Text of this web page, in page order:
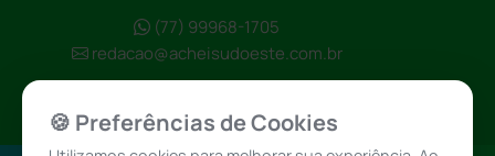
(77) 99968-1705
redacao@acheisudoeste.com.br
🍪 Preferências de Cookies